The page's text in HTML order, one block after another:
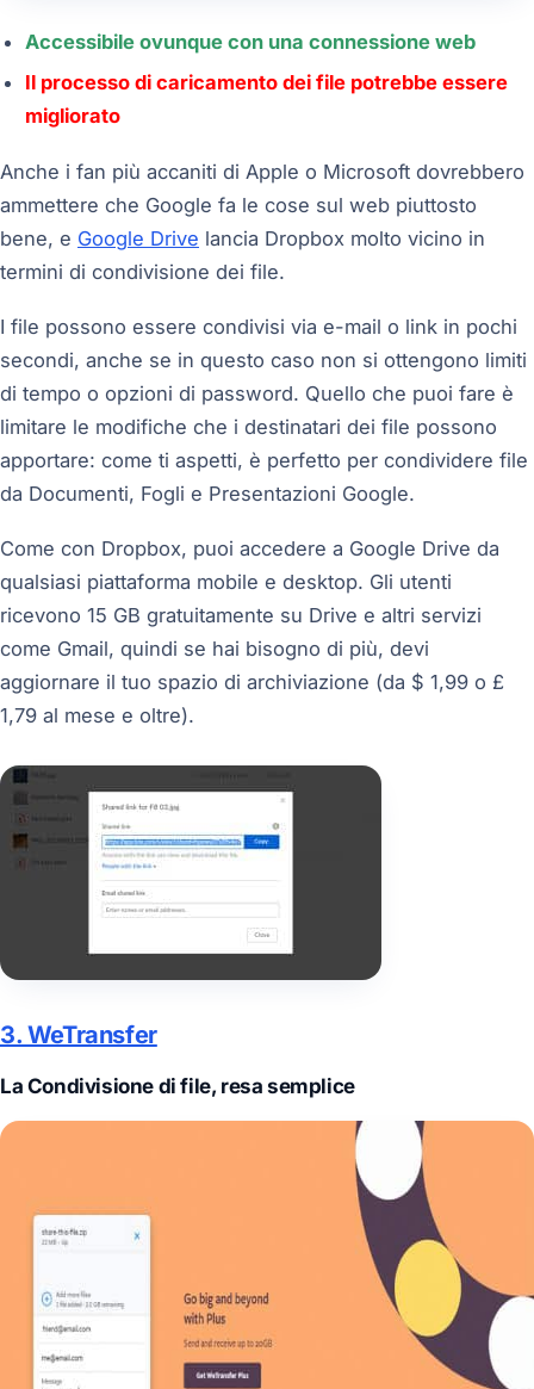
Accessibile ovunque con una connessione web
Il processo di caricamento dei file potrebbe essere
migliorato
Anche i fan più accaniti di Apple o Microsoft dovrebbero
ammettere che Google fa le cose sul web piuttosto
bene, e Google Drive lancia Dropbox molto vicino in
termini di condivisione dei file.
I file possono essere condivisi via e-mail o link in pochi
secondi, anche se in questo caso non si ottengono limiti
di tempo o opzioni di password. Quello che puoi fare è
limitare le modifiche che i destinatari dei file possono
apportare: come ti aspetti, è perfetto per condividere file
da Documenti, Fogli e Presentazioni Google.
Come con Dropbox, puoi accedere a Google Drive da
qualsiasi piattaforma mobile e desktop. Gli utenti
ricevono 15 GB gratuitamente su Drive e altri servizi
come Gmail, quindi se hai bisogno di più, devi
aggiornare il tuo spazio di archiviazione (da $ 1,99 o £
1,79 al mese e oltre).
3. WeTransfer
La Condivisione di file, resa semplice